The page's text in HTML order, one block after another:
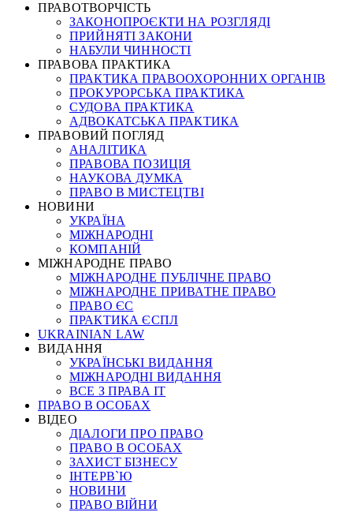
ПРАВОТВОРЧІСТЬ
ЗАКОНОПРОЄКТИ НА РОЗГЛЯДІ
ПРИЙНЯТІ ЗАКОНИ
НАБУЛИ ЧИННОСТІ
ПРАВОВА ПРАКТИКА
ПРАКТИКА ПРАВООХОРОННИХ ОРГАНІВ
ПРОКУРОРСЬКА ПРАКТИКА
СУДОВА ПРАКТИКА
АДВОКАТСЬКА ПРАКТИКА
ПРАВОВИЙ ПОГЛЯД
АНАЛІТИКА
ПРАВОВА ПОЗИЦІЯ
НАУКОВА ДУМКА
ПРАВО В МИСТЕЦТВІ
НОВИНИ
УКРАЇНА
МІЖНАРОДНІ
КОМПАНІЙ
МІЖНАРОДНЕ ПРАВО
МІЖНАРОДНЕ ПУБЛІЧНЕ ПРАВО
МІЖНАРОДНЕ ПРИВАТНЕ ПРАВО
ПРАВО ЄС
ПРАКТИКА ЄСПЛ
UKRAINIAN LAW
ВИДАННЯ
УКРАЇНСЬКІ ВИДАННЯ
МІЖНАРОДНІ ВИДАННЯ
ВСЕ З ПРАВА ІТ
ПРАВО В ОСОБАХ
ВІДЕО
ДІАЛОГИ ПРО ПРАВО
ПРАВО В ОСОБАХ
ЗАХИСТ БІЗНЕСУ
ІНТЕРВ`Ю
НОВИНИ
ПРАВО ВІЙНИ